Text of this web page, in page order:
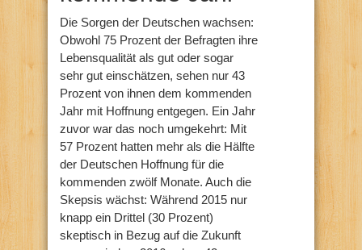
Die Sorgen der Deutschen wachsen:
Obwohl 75 Prozent der Befragten ihre
Lebensqualität als gut oder sogar
sehr gut einschätzen, sehen nur 43
Prozent von ihnen dem kommenden
Jahr mit Hoffnung entgegen. Ein Jahr
zuvor war das noch umgekehrt: Mit
57 Prozent hatten mehr als die Hälfte
der Deutschen Hoffnung für die
kommenden zwölf Monate. Auch die
Skepsis wächst: Während 2015 nur
knapp ein Drittel (30 Prozent)
skeptisch in Bezug auf die Zukunft